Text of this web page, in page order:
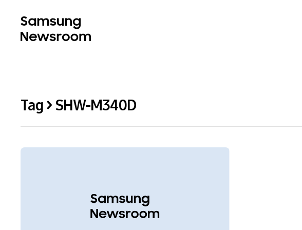
Tag > SHW-M340D